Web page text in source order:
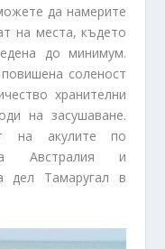
да намерите
на места, където
до минимум.
соленост
хранителни
на засушаване.
на акулите по
Австралия и
дел Тамаругал в